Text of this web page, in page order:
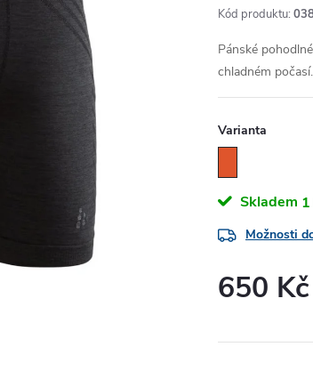
Kód produktu:
Pánské
chladném počasí.
Varianta
Skladem
Možnosti
650 Kč